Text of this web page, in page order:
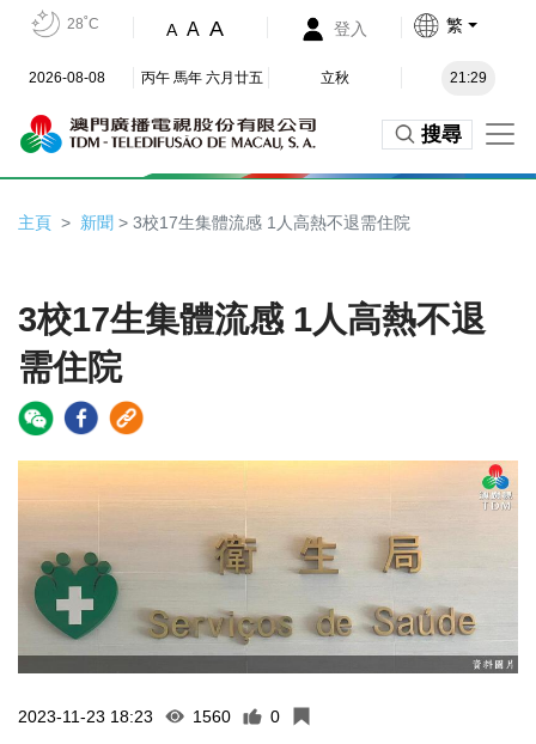
28˚C A A A 登入 繁
2026-08-08 丙午 馬年 六月廿五 立秋 21:29
搜尋
主頁 新聞 > 3校17生集體流感 1人高熱不退需住院
3校17生集體流感 1人高熱不退
需住院
2023-11-23 18:23 1560 0